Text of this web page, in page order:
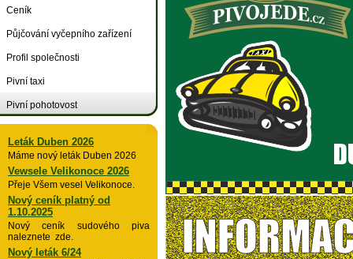
Ceník
Půjčování vyčepního zařízení
Profil společnosti
Pivní taxi
Pivní pohotovost
Leták Duben 2026
Máme nový leták Duben 2026
Vewsele Velikonoce 2026
Přeje Všem vesel Velikonoce.
Nový ceník platný od
1.10.2025
Nový ceník sudového piva
naleznete zde.
Nový leták 6/24